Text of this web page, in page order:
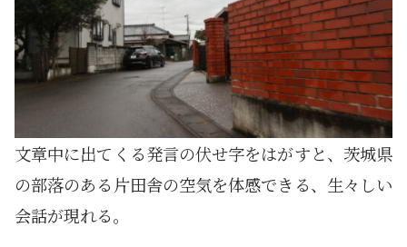
文章中に出てくる発言の伏せ字をはがすと、茨城県
の部落のある片田舎の空気を体感できる、生々しい
会話が現れる。